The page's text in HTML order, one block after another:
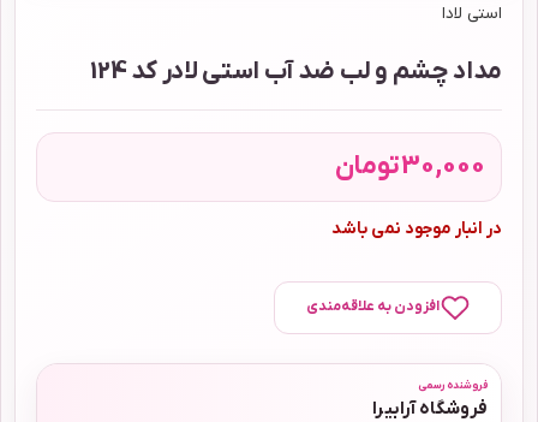
استی لادا
مداد چشم و لب ضد آب استی لادر کد 124
30,000تومان
در انبار موجود نمی باشد
افزودن به علاقه‌مندی
فروشنده رسمی
فروشگاه آرابیرا